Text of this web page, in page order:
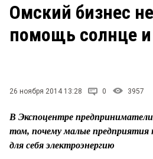
ЗАКОН
НОВОСТИ КОМПАНИЙ
СТИЛЬ ЖИЗНИ
Омский бизнес
помощь солнце и
26 ноября 2014 13:28 0 3957
В Экспоцентре
том, почему малые
для себя электроэнергию